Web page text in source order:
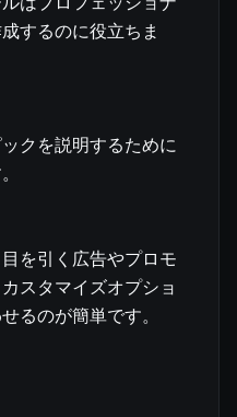
するのに役立ちま
クを説明するために
を引く広告やプロモ
スタマイズオプショ
るのが簡単です。